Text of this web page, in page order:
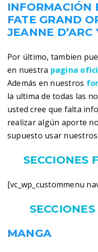
INFORMACIÓN
FATE GRAND
JEANNE D’ARC
Por último, tambien
en nuestra pagina
Además en nuestros
la ultima de todas las
usted cree que falta
realizar algún aporte
supuesto usar
SECCIONES
[vc_wp_custommenu
MANGA